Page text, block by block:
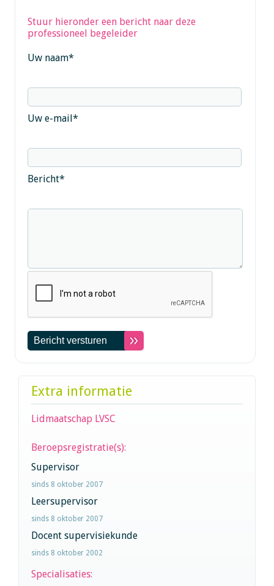
Stuur hieronder een bericht naar deze
professioneel begeleider
Uw naam*
Uw e-mail*
Bericht*
Extra informatie
Lidmaatschap LVSC
Beroepsregistratie(s):
Supervisor
sinds 8 oktober 2007
Leersupervisor
sinds 8 oktober 2007
Docent supervisiekunde
sinds 8 oktober 2002
Specialisaties: